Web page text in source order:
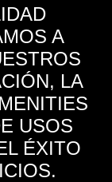
A
LA
USOS
ÉXITO